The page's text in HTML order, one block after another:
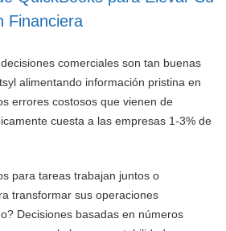
Financiera
comerciales son tan buenas
alimentando información pristina en
errores costosos que vienen de
cuesta a las empresas 1-3% de
para tareas trabajan juntos o
transformar sus operaciones
Decisiones basadas en números